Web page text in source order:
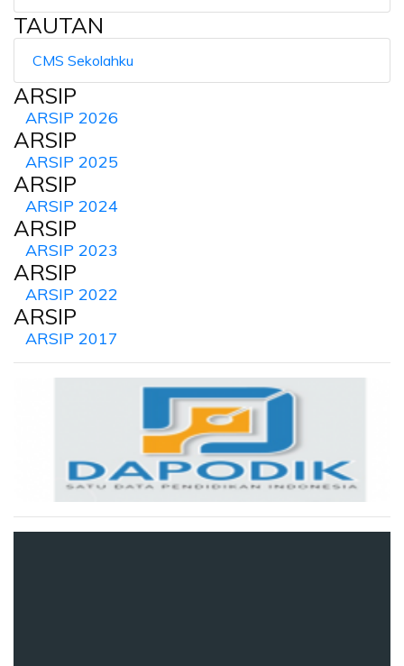
TAUTAN
CMS Sekolahku
ARSIP
ARSIP 2026
ARSIP
ARSIP 2025
ARSIP
ARSIP 2024
ARSIP
ARSIP 2023
ARSIP
ARSIP 2022
ARSIP
ARSIP 2017